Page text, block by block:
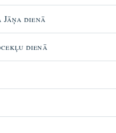
dienā
dienā